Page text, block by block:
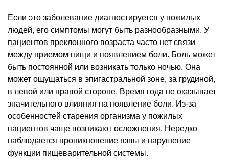
Если это заболевание диагностируется у пожилых
людей, его симптомы могут быть разнообразными. У
пациентов преклонного возраста часто нет связи
между приемом пищи и появлением боли. Боль может
быть постоянной или возникать только ночью. Она
может ощущаться в эпигастральной зоне, за грудиной,
в левой или правой стороне. Время года не оказывает
значительного влияния на появление боли. Из-за
особенностей старения организма у пожилых
пациентов чаще возникают осложнения. Нередко
наблюдается проникновение язвы и нарушение
функции пищеварительной системы.